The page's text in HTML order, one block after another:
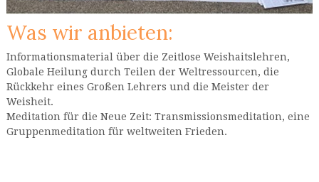
Was wir anbieten:
Informationsmaterial über die Zeitlose Weishaitslehren,
Globale Heilung durch Teilen der Weltressourcen, die
Rückkehr eines Großen Lehrers und die Meister der
Weisheit.
Meditation für die Neue Zeit: Transmissionsmeditation, eine
Gruppenmeditation für weltweiten Frieden.